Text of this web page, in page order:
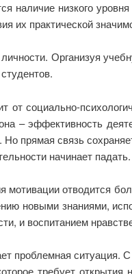
наличие низкого
их практической
Организуя
от социально-
– эффективность
прямая связь
начинает падать.
мотивации отводится
новыми знаниями,
и воспитанием
проблемная ситуация.